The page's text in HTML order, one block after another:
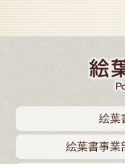
絵葉
絵葉書事業